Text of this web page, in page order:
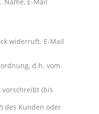
widerruft. E-Mail
d.h. vom
(bis
des Kunden oder